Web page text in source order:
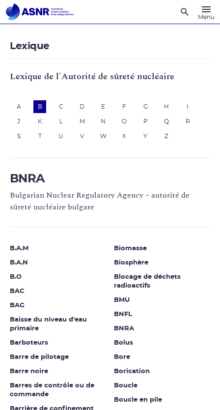
Menu
Lexique
Lexique de l'Autorité de sûreté nucléaire
A B C D E F G H
J K M N O P Q R
S U V W X Y Z
BNRA
Bulgarian Nuclear Regulatory Agency – autorité de
sûreté nucléaire bulgare
B.A.M
B.A.N
B.O
BAC
BAG
Baisse du niveau d'eau
primaire
Barboteurs
Barre de pilotage
Barre noire
Barres de contrôle ou de
commande
Biomasse
Biosphère
Blocage de déchets
radioactifs
BMU
BNFL
BNRA
Bolus
Bore
Borication
Boucle
Boucle en pile